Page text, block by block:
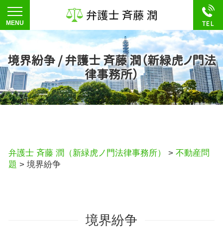
境界紛争 / 弁護士 斉藤 潤（新緑虎ノ門法
律事務所）
弁護士 斉藤 潤（新緑虎ノ門法律事務所） > 不動産問
題 > 境界紛争
境界紛争